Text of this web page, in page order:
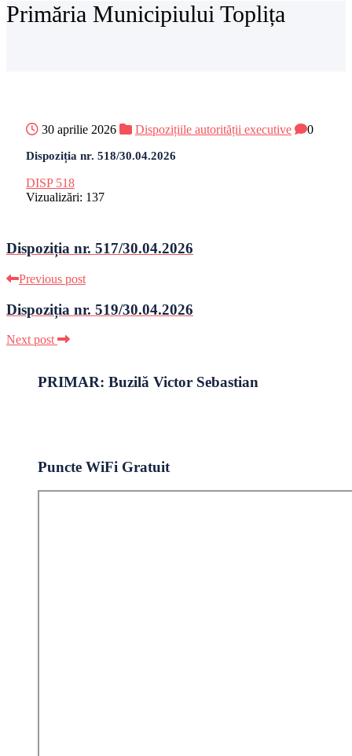
Primăria Municipiului Toplița
30 aprilie 2026 Dispozițiile autorității executive 0
Dispoziția nr. 518/30.04.2026
DISP 518
Vizualizări: 137
Dispoziția nr. 517/30.04.2026
Previous post
Dispoziția nr. 519/30.04.2026
Next post
PRIMAR: Buzilă Victor Sebastian
Puncte WiFi Gratuit